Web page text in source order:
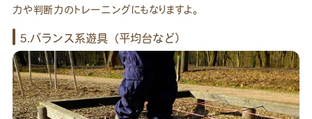
力や判断力のトレーニングにもなりますよ。
5.バランス系遊具（平均台など）